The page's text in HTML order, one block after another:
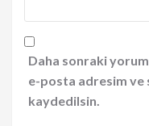
Daha sonraki
e-posta adresim ve
kaydedilsin.